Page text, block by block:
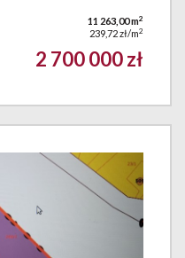
11 263,00 m2
239,72 zł/m2
2 700 000 zł